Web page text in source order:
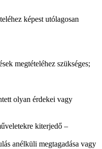
képest utólagosan
megtételéhez szükséges;
olyan érdekei vagy
kiterjedő –
anélküli megtagadása vagy